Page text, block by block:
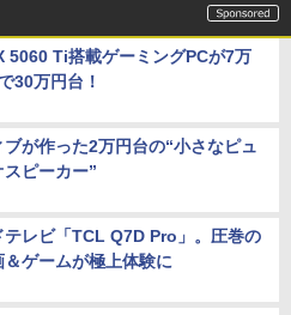
5060 Ti搭載ゲーミングPCが7万
30万円台！
が作った2万円台の“小さなピュ
ピーカー”
テレビ「TCL Q7D Pro」。圧巻の
ゲームが極上体験に